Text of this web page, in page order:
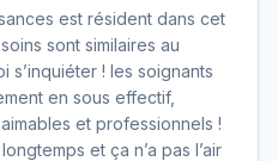
est résident dans cet
sont similaires au
s’inquiéter ! les soignants
en sous effectif,
et professionnels !
et ça n’a pas l’air